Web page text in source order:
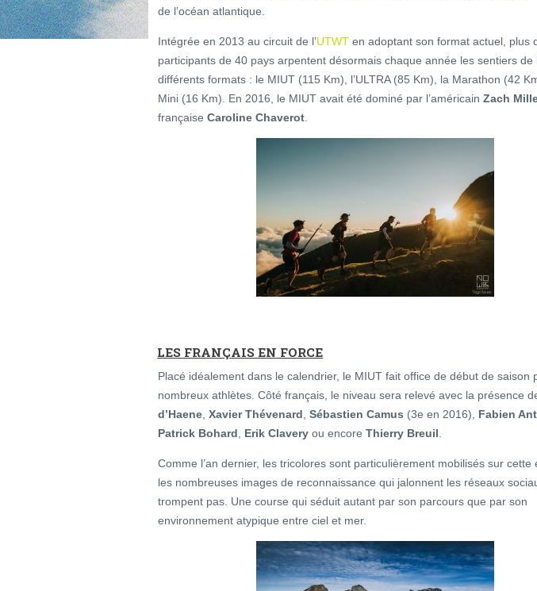
de l’océan atlantique.
Intégrée en 2013 au circuit de l’UTWT en adoptant son format actuel, plus
participants de 40 pays arpentent désormais chaque année les sentiers de
différents formats : le MIUT (115 Km), l’ULTRA (85 Km), la Marathon (42
Mini (16 Km). En 2016, le MIUT avait été dominé par l’américain Zach
française Caroline Chaverot.
LES FRANÇAIS EN FORCE
Placé idéalement dans le calendrier, le MIUT fait office de début de saison
nombreux athlètes. Côté français, le niveau sera relevé avec la présence
d’Haene Xavier Thévenard Sébastien Camus (3e en 2016), Fabien
Patrick Bohard
Erik Clavery ou encore Thierry Breuil
Comme l’an dernier, les tricolores sont particulièrement mobilisés sur cette
les nombreuses images de reconnaissance qui jalonnent les réseaux
trompent pas. Une course qui séduit autant par son parcours que par son
environnement atypique entre ciel et mer.